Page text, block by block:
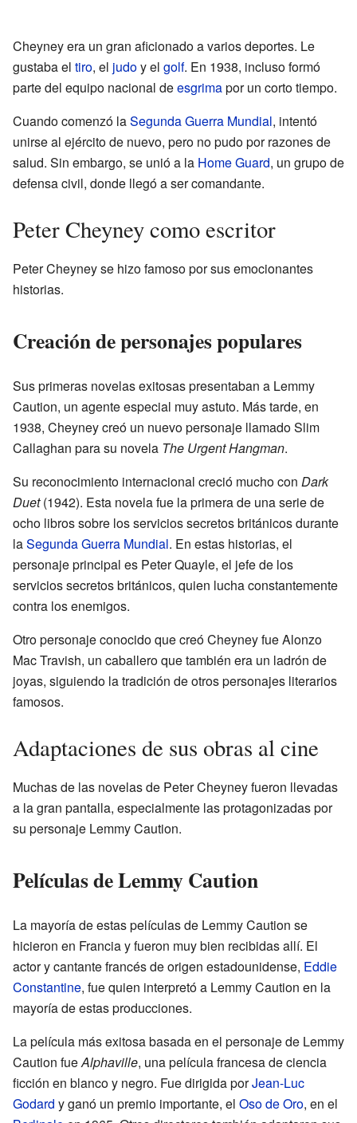
Cheyney era un gran aficionado a varios deportes. Le
gustaba el tiro, el judoy el golf. En 1938, incluso formó
parte del equipo nacional deesgrimapor un corto tiempo.
Cuando comenzó laSegunda Guerra Mundial, intentó
unirse al ejército de nuevo, pero no pudo por razones de
salud. Sin embargo, se unió a la Home Guard, un grupo de
defensa civil, donde llegó a ser comandante.
Peter Cheyney como escritor
Peter Cheyney se hizo famoso por sus emocionantes
historias.
Creación de personajes populares
Sus primeras novelas exitosas presentaban a Lemmy
Caution, un agente especial muy astuto. Más tarde, en
1938, Cheyney creó un nuevo personaje llamado Slim
Callaghan para su novela The Urgent Hangman.
Su reconocimiento internacional creció mucho con Dark
Duet(1942). Esta novela fue la primera de una serie de
ocho libros sobre los servicios secretos británicos durante
laSegunda Guerra Mundial. En estas historias, el
personaje principal es Peter Quayle, el jefe de los
servicios secretos británicos, quien lucha constantemente
contra los enemigos.
Otro personaje conocido que creó Cheyney fue Alonzo
Mac Travish, un caballero que también era un ladrón de
joyas, siguiendo la tradición de otros personajes literarios
famosos.
Adaptaciones de sus obras al cine
Muchas de las novelas de Peter Cheyney fueron llevadas
a la gran pantalla, especialmente las protagonizadas por
su personaje Lemmy Caution.
Películas de Lemmy Caution
La mayoría de estas películas de Lemmy Caution se
hicieron en Francia y fueron muy bien recibidas allí. El
actor y cantante francés de origen estadounidense, Eddie
Constantine, fue quien interpretó a Lemmy Caution en la
mayoría de estas producciones.
La película más exitosa basada en el personaje de Lemmy
Caution fueAlphaville, una película francesa de ciencia
ficción en blanco y negro. Fue dirigida porJean-Luc
Godard y ganó un premio importante, el Oso de Oro, en el